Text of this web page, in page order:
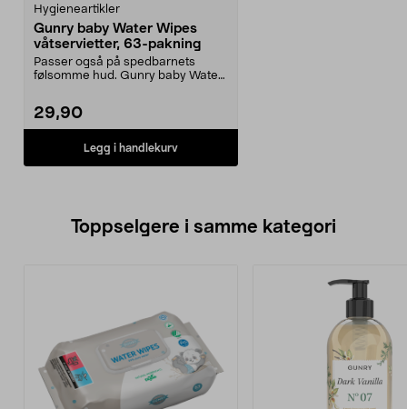
Hygieneartikler
Gunry baby Water Wipes
våtservietter, 63-pakning
Passer også på spedbarnets
følsomme hud. Gunry baby Water
29,90
Legg i handlekurv
Toppselgere i samme kategori